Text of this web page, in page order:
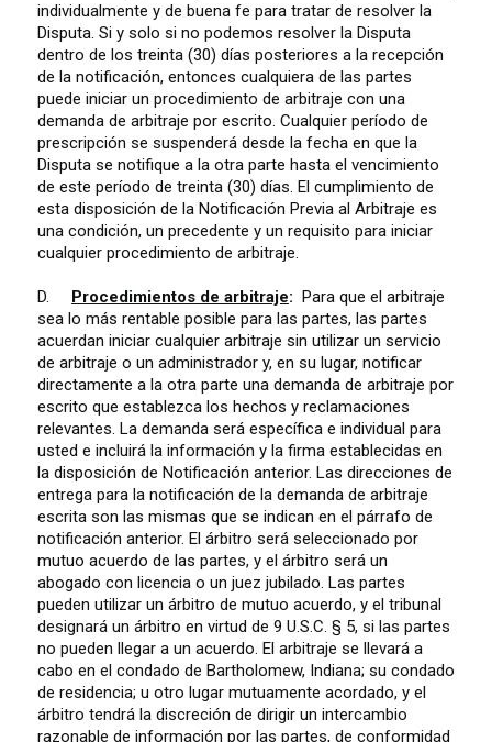
individualmente y de buena fe para tratar de resolver la
Disputa. Si y solo si no podemos resolver la Disputa
dentro de los treinta (30) días posteriores a la recepción
de la notificación, entonces cualquiera de las partes
puede iniciar un procedimiento de arbitraje con una
demanda de arbitraje por escrito. Cualquier período de
prescripción se suspenderá desde la fecha en que la
Disputa se notifique a la otra parte hasta el vencimiento
de este período de treinta (30) días. El cumplimiento de
esta disposición de la Notificación Previa al Arbitraje es
una condición, un precedente y un requisito para iniciar
cualquier procedimiento de arbitraje.
D. Procedimientos de arbitraje: Para que el arbitraje
sea lo más rentable posible para las partes, las partes
acuerdan iniciar cualquier arbitraje sin utilizar un servicio
de arbitraje o un administrador y, en su lugar, notificar
directamente a la otra parte una demanda de arbitraje por
escrito que establezca los hechos y reclamaciones
relevantes. La demanda será específica e individual para
usted e incluirá la información y la firma establecidas en
la disposición de Notificación anterior. Las direcciones de
entrega para la notificación de la demanda de arbitraje
escrita son las mismas que se indican en el párrafo de
notificación anterior. El árbitro será seleccionado por
mutuo acuerdo de las partes, y el árbitro será un
abogado con licencia o un juez jubilado. Las partes
pueden utilizar un árbitro de mutuo acuerdo, y el tribunal
designará un árbitro en virtud de 9 U.S.C. § 5, si las partes
no pueden llegar a un acuerdo. El arbitraje se llevará a
cabo en el condado de Bartholomew, Indiana; su condado
de residencia; u otro lugar mutuamente acordado, y el
árbitro tendrá la discreción de dirigir un intercambio
razonable de información por las partes, de conformidad